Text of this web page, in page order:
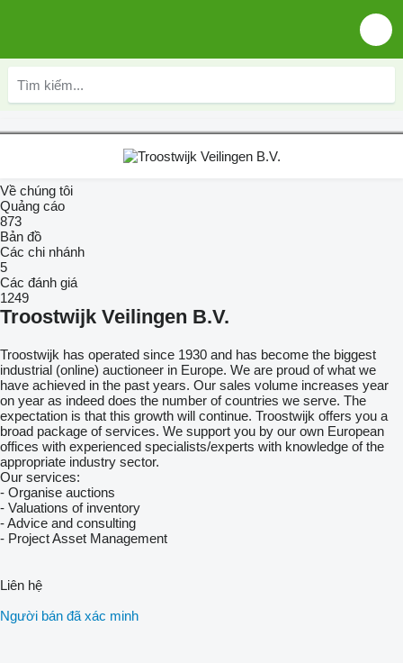
Về chúng tôi
Quảng cáo
873
Bản đồ
Các chi nhánh
5
Các đánh giá
1249
Troostwijk Veilingen B.V.
Troostwijk has operated since 1930 and has become the biggest
industrial (online) auctioneer in Europe. We are proud of what we
have achieved in the past years. Our sales volume increases year
on year as indeed does the number of countries we serve. The
expectation is that this growth will continue. Troostwijk offers you a
broad package of services. We support you by our own European
offices with experienced specialists/experts with knowledge of the
appropriate industry sector.
Our services:
- Organise auctions
- Valuations of inventory
- Advice and consulting
- Project Asset Management
Liên hệ
Người bán đã xác minh